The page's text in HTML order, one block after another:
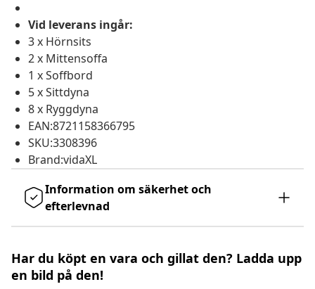
Vid leverans ingår:
3 x Hörnsits
2 x Mittensoffa
1 x Soffbord
5 x Sittdyna
8 x Ryggdyna
EAN:8721158366795
SKU:3308396
Brand:vidaXL
Information om säkerhet och
efterlevnad
Har du köpt en vara och gillat den? Ladda upp
en bild på den!